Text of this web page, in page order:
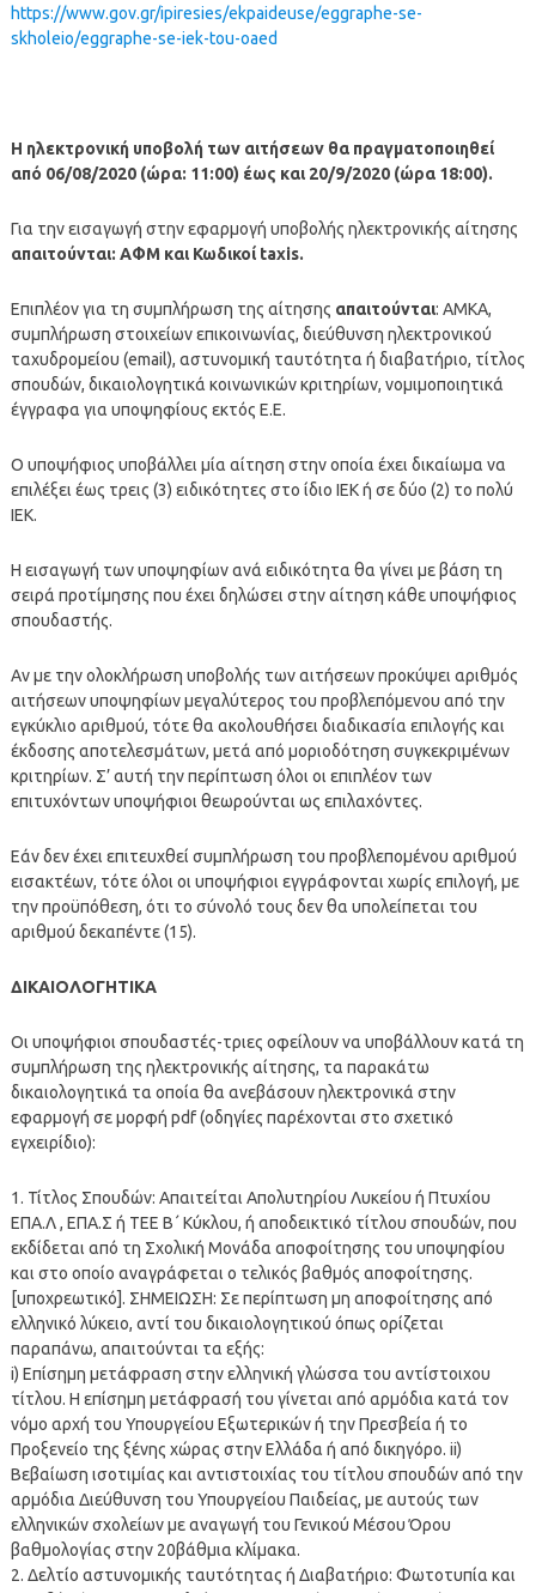
https://www.gov.gr/ipiresies/ekpaideuse/eggraphe-se-
skholeio/eggraphe-se-iek-tou-oaed
Η ηλεκτρονική υποβολή των αιτήσεων θα πραγματοποιηθεί
από 06/08/2020 (ώρα: 11:00) έως και 20/9/2020 (ώρα 18:00).
Για την εισαγωγή στην εφαρμογή υποβολής ηλεκτρονικής αίτησης
απαιτούνται: ΑΦΜ και Κωδικοί taxis.
Επιπλέον για τη συμπλήρωση της αίτησης απαιτούνται: ΑΜΚΑ,
συμπλήρωση στοιχείων επικοινωνίας, διεύθυνση ηλεκτρονικού
ταχυδρομείου (email), αστυνομική ταυτότητα ή διαβατήριο, τίτλος
σπουδών, δικαιολογητικά κοινωνικών κριτηρίων, νομιμοποιητικά
έγγραφα για υποψηφίους εκτός Ε.Ε.
Ο υποψήφιος υποβάλλει μία αίτηση στην οποία έχει δικαίωμα να
επιλέξει έως τρεις (3) ειδικότητες στο ίδιο ΙΕΚ ή σε δύο (2) το πολύ
ΙΕΚ.
Η εισαγωγή των υποψηφίων ανά ειδικότητα θα γίνει με βάση τη
σειρά προτίμησης που έχει δηλώσει στην αίτηση κάθε υποψήφιος
σπουδαστής.
Αν με την ολοκλήρωση υποβολής των αιτήσεων προκύψει αριθμός
αιτήσεων υποψηφίων μεγαλύτερος του προβλεπόμενου από την
εγκύκλιο αριθμού, τότε θα ακολουθήσει διαδικασία επιλογής και
έκδοσης αποτελεσμάτων, μετά από μοριοδότηση συγκεκριμένων
κριτηρίων. Σ’ αυτή την περίπτωση όλοι οι επιπλέον των
επιτυχόντων υποψήφιοι θεωρούνται ως επιλαχόντες.
Εάν δεν έχει επιτευχθεί συμπλήρωση του προβλεπομένου αριθμού
εισακτέων, τότε όλοι οι υποψήφιοι εγγράφονται χωρίς επιλογή, με
την προϋπόθεση, ότι το σύνολό τους δεν θα υπολείπεται του
αριθμού δεκαπέντε (15).
ΔΙΚΑΙΟΛΟΓΗΤΙΚΑ
Οι υποψήφιοι σπουδαστές-τριες οφείλουν να υποβάλλουν κατά τη
συμπλήρωση της ηλεκτρονικής αίτησης, τα παρακάτω
δικαιολογητικά τα οποία θα ανεβάσουν ηλεκτρονικά στην
εφαρμογή σε μορφή pdf (οδηγίες παρέχονται στο σχετικό
εγχειρίδιο):
1. Τίτλος Σπουδών: Απαιτείται Απολυτηρίου Λυκείου ή Πτυχίου
ΕΠΑ.Λ , ΕΠΑ.Σ ή ΤΕΕ Β΄ Κύκλου, ή αποδεικτικό τίτλου σπουδών, που
εκδίδεται από τη Σχολική Μονάδα αποφοίτησης του υποψηφίου
και στο οποίο αναγράφεται ο τελικός βαθμός αποφοίτησης.
[υποχρεωτικό]. ΣΗΜΕΙΩΣΗ: Σε περίπτωση μη αποφοίτησης από
ελληνικό λύκειο, αντί του δικαιολογητικού όπως ορίζεται
παραπάνω, απαιτούνται τα εξής:
i) Επίσημη μετάφραση στην ελληνική γλώσσα του αντίστοιχου
τίτλου. Η επίσημη μετάφρασή του γίνεται από αρμόδια κατά τον
νόμο αρχή του Υπουργείου Εξωτερικών ή την Πρεσβεία ή το
Προξενείο της ξένης χώρας στην Ελλάδα ή από δικηγόρο. ii)
Βεβαίωση ισοτιμίας και αντιστοιχίας του τίτλου σπουδών από την
αρμόδια Διεύθυνση του Υπουργείου Παιδείας, με αυτούς των
ελληνικών σχολείων με αναγωγή του Γενικού Μέσου Όρου
βαθμολογίας στην 20βάθμια κλίμακα.
2. Δελτίο αστυνομικής ταυτότητας ή Διαβατήριο: Φωτοτυπία και